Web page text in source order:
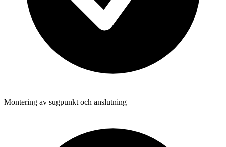
Montering av sugpunkt och anslutning